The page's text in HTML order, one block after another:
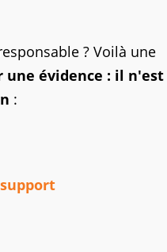
? Voilà une
évidence : il n'est
: